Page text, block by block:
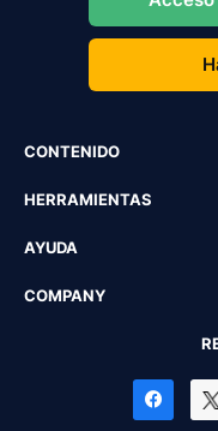
CONTENIDO
HERRAMIENTAS
AYUDA
COMPANY